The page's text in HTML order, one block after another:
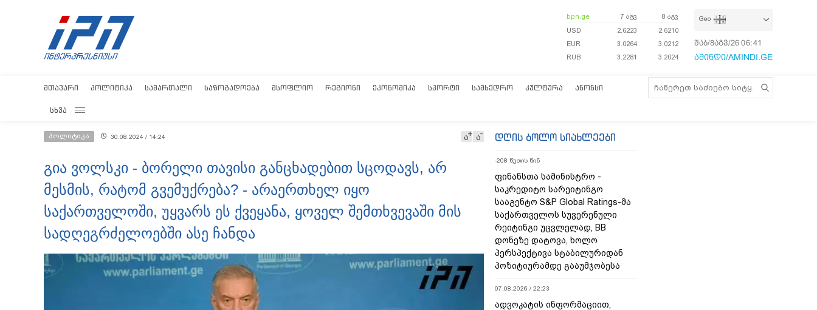
bpn.ge 7 აგვ
8 აგვ
USD
2.6223
2.6210
EUR
3.0264
3.0212
RUB
3.2281 3.2024
Geo
შაბ/8აგვ/26 06:41:22
ამინდი/AMINDI.GE
ᲛᲗᲐᲕᲐᲠᲘ ᲞᲝᲚᲘᲢᲘᲙᲐ ᲡᲐᲛᲐᲠᲗᲐᲚᲘ ᲡᲐᲖᲝᲒᲐᲓᲝᲔᲑᲐ ᲛᲡᲝᲤᲚᲘᲝ ᲠᲔᲒᲘᲝᲜᲘ ᲔᲙᲝᲜᲝᲛᲘᲙᲐ ᲡᲞᲝᲠᲢᲘ ᲡᲐᲛᲮᲔᲓᲠᲝ ᲙᲣᲚᲢᲣᲠᲐ ᲐᲜᲝᲜᲡᲘ
ᲡᲮᲕᲐ
პოლიტიკა 30.08.2024 / 14:24 ა ა
გია ვოლსკი - ბორელი თავისი განცხადებით სცოდავს, არ
მესმის, რატომ გვემუქრება? - არაერთხელ იყო
საქართველოში, უყვარს ეს ქვეყანა, ყოველ შემთხვევაში მის
სადღეგრძელოებში ასე ჩანდა
დღის ბოლო სიახლეები
-208 წუთის წინ
ფინანსთა სამინისტრო -
საკრედიტო სარეიტინგო
სააგენტო S&P Global Ratings-მა
საქართველოს სუვერენული
რეიტინგი უცვლელად, BB
დონეზე დატოვა, ხოლო
პერსპექტივა სტაბილურიდან
პოზიტიურამდე გააუმჯობესა
07.08.2026 / 22:23
ადვოკატის ინფორმაციით,